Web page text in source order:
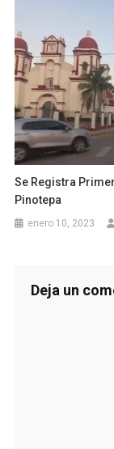
Se Registra
Pinotepa
enero 10, 2023
Deja un